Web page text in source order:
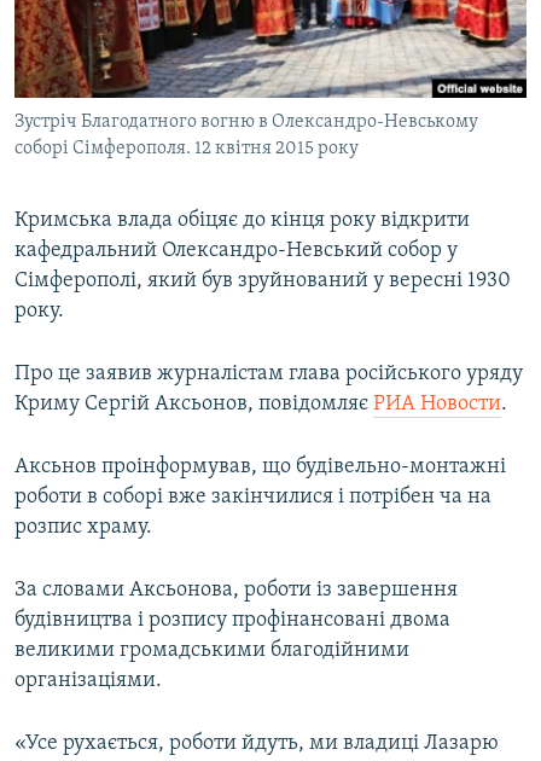
СВІДЧЕННЯ ОКУПАЦІЇ
УКРАЇНСЬКА ПРОБЛЕМА КРИМУ
ІНФОГРАФІКА
Русский
Qırımtatar
ДОЛУЧАЙСЯ!
Усі сайти RFE/RL
Зустріч Благодатного вогню в Олександро-Невському
соборі Сімферополя. 12 квітня 2015 року
Кримська влада обіцяє до кінця року відкрити
кафедральний Олександро-Невський собор у
Сімферополі, який був зруйнований у вересні 1930
року.
Про це заявив журналістам глава російського уряду
Криму Сергій Аксьонов, повідомляє РИА Новости.
Аксьнов проінформував, що будівельно-монтажні
роботи в соборі вже закінчилися і потрібен ча на
розпис храму.
За словами Аксьонова, роботи із завершення
будівництва і розпису профінансовані двома
великими громадськими благодійними
організаціями.
«Усе рухається, роботи йдуть, ми владиці Лазарю